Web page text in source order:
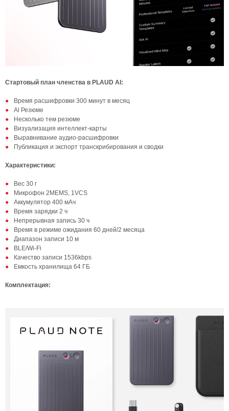
Стартовый план членства в PLAUD AI:
Время расшифровки 300 минут в месяц
Al Резюме
Несколько тем резюме
Визуализация интеллект-карты
Выравнивание аудио-расшифровки
Публикация и экспорт транскрибирования и сводки
Характеристики:
Вес 30 г
Микрофон 2MEMS, 1VCS
Аккумулятор 400 мАч
Время зарядки 2 ч
Непрерывная запись 30 ч
Время в режиме ожидания 60 дней/2 месяца
Диапазон записи 10 м
BLE/Wi-Fi
Качество записи 1536kbps
Емкость хранилища 64 ГБ
Комплектация: